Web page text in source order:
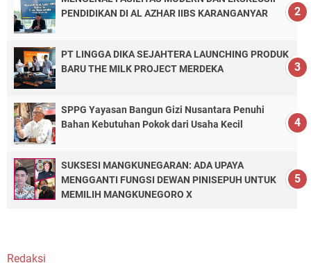
PENDIDIKAN DI AL AZHAR IIBS KARANGANYAR
PT LINGGA DIKA SEJAHTERA LAUNCHING PRODUK
BARU THE MILK PROJECT MERDEKA
SPPG Yayasan Bangun Gizi Nusantara Penuhi
Bahan Kebutuhan Pokok dari Usaha Kecil
SUKSESI MANGKUNEGARAN: ADA UPAYA
MENGGANTI FUNGSI DEWAN PINISEPUH UNTUK
MEMILIH MANGKUNEGORO X
Redaksi